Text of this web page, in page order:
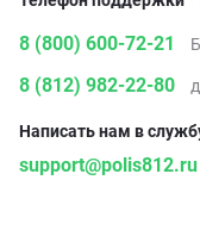
8 (800) 600-72-21
8 (812) 982-22-80
Написать нам в
support@polis812.ru